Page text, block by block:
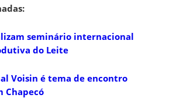
seminário internacional
do Leite
Voisin é tema de encontro
Chapecó